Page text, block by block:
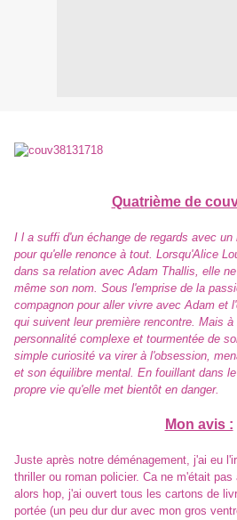
Quatrième de
I l a suffi d'un échange de regards avec
pour qu'elle renonce à tout. Lorsqu'Alice
dans sa relation avec Adam Thallis, elle
même son nom. Sous l'emprise de la
compagnon pour aller vivre avec Adam et
qui suivent leur première rencontre. Mais
personnalité complexe et tourmentée de
simple curiosité va virer à l'obsession,
et son équilibre mental. En fouillant dans
propre vie qu'elle met bientôt en danger.
Mon avis :
Juste après notre déménagement, j'ai eu
thriller ou roman policier. Ca ne m'était
alors hop, j'ai ouvert tous les cartons de
portée (un peu dur dur avec mon gros